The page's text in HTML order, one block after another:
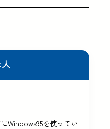
Windows95を使ってい